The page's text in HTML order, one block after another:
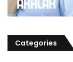
Categories